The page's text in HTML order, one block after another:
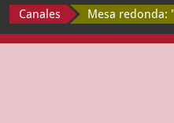
Canales